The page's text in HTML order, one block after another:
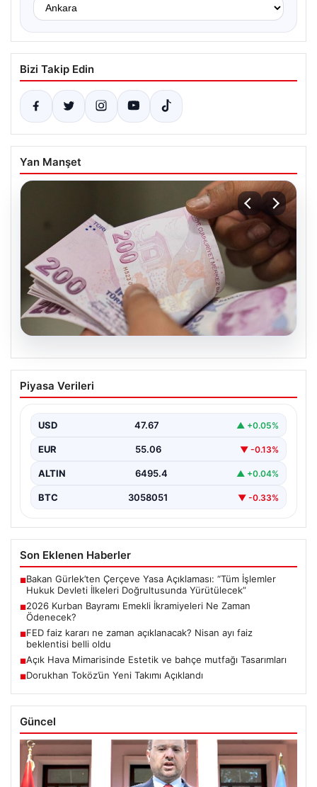
Bizi Takip Edin
Yan Manşet
05.08.2026
2026 Kurban Bayramı Emekli
İkramiyeleri Ne Zaman Ödenecek?
milyon emekli vatandaşın gözü kulağı bayram
ikramiyesi…
Piyasa Verileri
USD 47.67 ▲ +0.05%
EUR 55.06 ▼ -0.13%
ALTIN 6495.4 ▲ +0.04%
BTC 3058051 ▼ -0.33%
Son Eklenen Haberler
■Bakan Gürlek’ten Çerçeve Yasa Açıklaması: “Tüm İşlemler
Hukuk Devleti İlkeleri Doğrultusunda Yürütülecek”
■2026 Kurban Bayramı Emekli İkramiyeleri Ne Zaman
Ödenecek?
■FED faiz kararı ne zaman açıklanacak? Nisan ayı faiz
beklentisi belli oldu
■Açık Hava Mimarisinde Estetik ve bahçe mutfağı Tasarımları
■Dorukhan Toköz’ün Yeni Takımı Açıklandı
Güncel